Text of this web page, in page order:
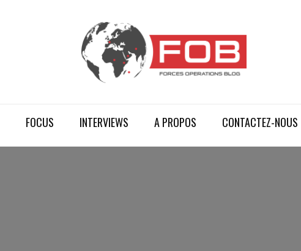
FOCUS INTERVIEWS A PROPOS CONTACTEZ-NOUS